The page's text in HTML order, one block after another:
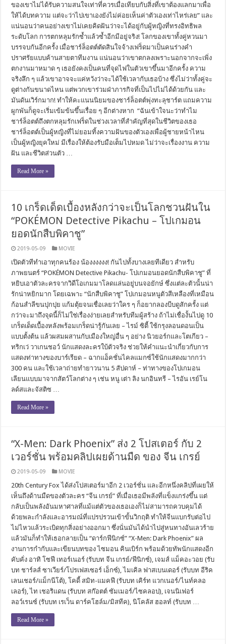
ของเขาไม่ได้รับความสนใจเท่าที่ควรเมื่อเทียบกับสิ่งที่เขาต้องแลกมาเพื่อ
ให้ได้บทความ แต่จะว่าไปเขาเองยังไม่ค่อยเห็นค่าตัวเองเท่าไหร่เลย” และ
แน่นอนว่าคนอย่างเขาไม่เคยคิดฝันว่าจะได้อยู่กับผู้หญิงที่ทรงอิทธิพล
ระดับโลก การตกหลุมรักซ้ำแล้วซ้ำอีกมีอยู่จริง! โลกของเขาทั้งคู่หวนมา
บรรจบกันอีกครั้ง เมื่อชาร์ล็อตต์ตัดสินใจจ้างเฟร็ดมาเป็นคนร่างคำ
ปราศรัยแบบค้านสายตาทีมงาน แน่นอนว่าเขาตกลงเพราะนอกจากจะเพิ่ง
ตกงานมาหมาด ๆ เธอยังคงเป็นคนที่จุดไฟในตัวเขาขึ้นมาอีกครั้ง ความ
จริงลึก ๆ แล้วเขาอาจจะแค่หวังว่าจะได้ใช้เวลากับเธอบ้าง ซึ่งไม่ว่าทั้งคู่จะ
ดูต่างกันขนาดไหน แต่พวกเขาร่วมฝ่าภารกิจที่เป็นไปไม่ได้ด้วยกัน และ
มันดันเวิร์กมาก! ทำให้คะแนนนิยมของชาร์ล็อตต์พุ่งทะลุชาร์ต แถมความ
ผูกพันก็ดูจะเริ่มเข้มข้นขึ้นเรื่อย ๆ อีกต่างหาก “ฉันเข้าใจนะว่าทำไม
ชาร์ล็อตต์ถึงตกหลุมรักเฟร็ดในช่วงเวลาที่สำคัญที่สุดในชีวิตของเธอ
ชาร์ล็อตต์เป็นผู้หญิงที่ไม่ยอมทิ้งความฝันของตัวเองเพื่อผู้ชายหน้าไหน
เป็นผู้หญิงยุคใหม่ มีเรื่องให้ต้องรับมือเต็มไปหมด ไม่ว่าจะเรื่องงาน ความ
ฝัน และชีวิตส่วนตัว …
Read More »
10 เกร็ดเด็ดเบื้องหลังกว่าจะเป็นโลกชวนฝันใน
“POKÉMON Detective Pikachu – โปเกมอน
ยอดนักสืบพิคาชู”
2019-05-09 MOVIE
เปิดตัวทีทำเอาทุกคนร้อง น้องงงงงง! กันไปทั้งบางเลยทีเดียว สำหรับ
ภาพยนตร์ “POKÉMON Detective Pikachu- โปเกมอนยอดนักสืบพิคาชู” ที่
หยิบเอาตัวละครจากวิดีโอเกมมาโลดแล่นอยู่บนจอยักษ์ ซึ่งแต่ละตัวนั้นน่า
รักน่าหยิกมาก โดยเฉพาะ “นักสืบพิคาชู” โปเกมอนหนูตัวสีเหลืองที่เหมือน
ก้อนสำลีขนปุกปุย แก้มตุ้ยจนเชื่อเลยว่าใคร ๆ ก็อยากลองบีบดูสักครั้ง แต่
กว่าจะมาถึงจุดนี้ก็ไม่ใช่เรื่องง่ายเลยสำหรับทีมผู้สร้าง ถ้าไม่เชื่องั้นไปดู 10
เกร็ดเด็ดเบื้องหลังพร้อมเกร็ดน่ารู้กันเลย – ไรม์ ซิตี้ ใช้กรุงลอนดอนเป็น
แบบตั้งต้น แล้วผสมผสานกับเมืองใหญ่อื่น ๆ อย่าง นิวยอร์กและโตเกียว –
ทริกเว่ วาเกนชอว์ นักแสดงละครใบ้ตัวจริง ช่วยให้คำแนะนำเกี่ยวกับการ
แสดงท่าทางของบาร์เรียด – ฉากแอ็คชั่นไคลแมกซ์ใช้นักแสดงมากกว่า
300 คน และใช้เวลาถ่ายทำยาวนาน 5 สัปดาห์ – ท่าทางของโปเกมอน
เลียนแบบมาจากสัตว์โลกต่าง ๆ เช่น หนู เต่า ลิง นกอินทรี – ไรอัน เรย์โน
ลด์สและจัสติซ …
Read More »
“X-Men: Dark Phoenix” ส่ง 2 โปสเตอร์ กับ 2
เวอร์ชั่น พร้อมคลิปเผยด้านมืด ของ จีน เกรย์
2019-05-09 MOVIE
20th Century Fox ได้ส่งโปสเตอร์มาอีก 2 เวอร์ชั่น และอีกหนึ่งคลิปที่เผยให้
เห็นถึงด้านมืดของตัวละคร “จีน เกรย์” ที่เมื่อเธอมีพลังที่แข็งแกร่งขึ้น แต่
กลับเป็นพลังอันมหาศาลที่แม้แต่ตัวของเธอเองก็ไม่สามารถควบคุมได้
ด้วยพละกำลังและอารมณ์ที่แปรปรวนเข้าขั้นวิกฤติ ทำให้จีนแบกรับต่อไป
ไม่ไหวแล้วระเบิดทุกสิ่งอย่างออกมา ซึ่งนั่นมันได้นำไปสู่หนทางอันเลวร้าย
แล้วมันก็ทำให้เธอกลายเป็น “ดาร์กฟีนิกซ์” “X-Men: Dark Phoenix” ผล
งานการกำกับและเขียนบทของ ไซมอน คินเบิร์ก พร้อมด้วยทัพนักแสดงอีก
คับคั่ง อาทิ โซฟี เทอร์เนอร์ (รับบท จีน เกรย์/ฟีนิกซ์), เจมส์ แม็คอะวอย (รับ
บท ชาร์ลส์ ซาเวียร์/โปรเฟสเซอร์ เอ็กซ์), ไมเคิล ฟาสเบนเดอร์ (รับบท อีริค
เลนเชอร์/แม็กนีโต้), โคดี้ สมิท-แมคฟี (รับบท เคิร์ท แวกเนอร์/ไนท์คลอ
เลอร์), ไท เชอริแดน (รับบท สก๊อตต์ ซัมเมอร์/ไซคลอป), เจนนิเฟอร์
ลอว์เรนซ์ (รับบท เรเว็น ดาร์คโฮล์ม/มิสทีค), นิโคลัส ฮอลท์ (รับบท …
Read More »